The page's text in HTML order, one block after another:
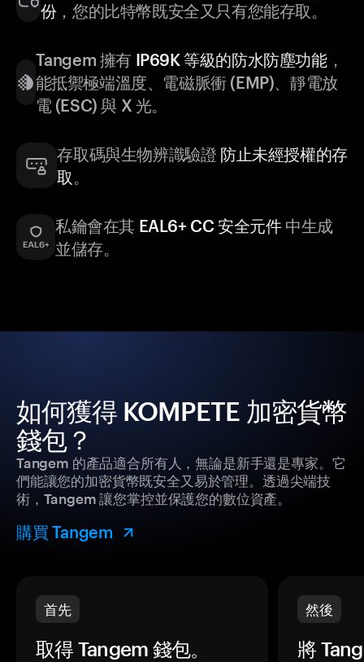
份，您的比特幣既安全又只有您能存取。
Tangem 擁有 IP69K 等級的防水防塵功能，
能抵禦極端溫度、電磁脈衝 (EMP)、靜電放
電 (ESC) 與 X 光。
存取碼與生物辨識驗證 防止未經授權的存
取 。
私鑰會在其 EAL6+ CC 安全元件中生成
並儲存。
如何獲得 KOMPETE 加密貨幣
錢包？
Tangem 的產品適合所有人，無論是新手還是專家。它
們能讓您的加密貨幣既安全又易於管理。透過尖端技
術，Tangem 讓您掌控並保護您的數位資產。
購買 Tangem
首先
取得 Tangem 錢包。
然後
將